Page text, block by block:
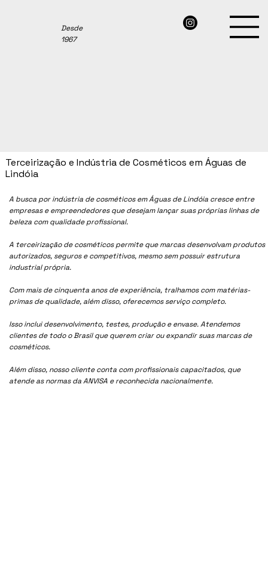
Desde
1967
A busca por indústria de cosméticos emÁguas de Lindóia cresce entre
empresas e empreendedores que desejam lançar suas próprias linhas de
beleza com qualidade profissional.
A terceirização de cosméticos permite que marcas desenvolvam produtos
autorizados, seguros e competitivos, mesmo sem possuir estrutura
industrial própria.
Com mais de cinquenta anos de experiência, tralhamos com matérias-
primas de qualidade, além disso, oferecemos serviço completo.
Isso inclui desenvolvimento, testes, produção e envase. Atendemos
clientes de todo o Brasil que querem criar ou expandir suas marcas de
cosméticos.
Além disso, nosso cliente conta com profissionais capacitados, que
atende as normas da ANVISA e reconhecida nacionalmente.
Terceirização e Indústria de Cosméticos em Águas de
Lindóia